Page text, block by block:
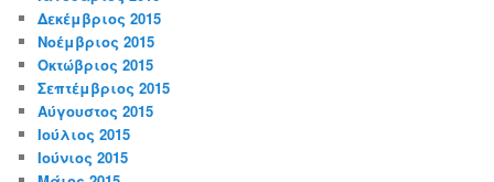
Δεκέμβριος 2015
Νοέμβριος 2015
Οκτώβριος 2015
Σεπτέμβριος 2015
Αύγουστος 2015
Ιούλιος 2015
Ιούνιος 2015